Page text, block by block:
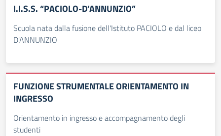
I.I.S.S. “PACIOLO-D’ANNUNZIO”
Scuola nata dalla fusione dell'Istituto PACIOLO e dal liceo
D'ANNUNZIO
FUNZIONE STRUMENTALE ORIENTAMENTO IN
INGRESSO
Orientamento in ingresso e accompagnamento degli
studenti